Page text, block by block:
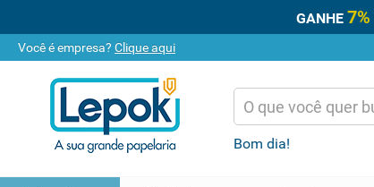
GANHE 7%
Você é empresa? Clique aqui
Bom dia!